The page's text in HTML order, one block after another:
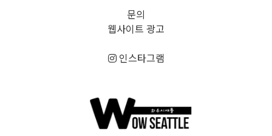
문의
웹사이트 광고
인스타그램